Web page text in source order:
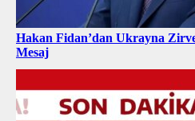
Hakan Fidan’dan Ukrayna
Mesaj